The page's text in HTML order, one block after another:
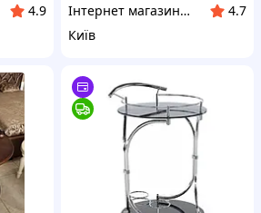
4.9
Інтернет магазин "Grifons"
4.7
Київ